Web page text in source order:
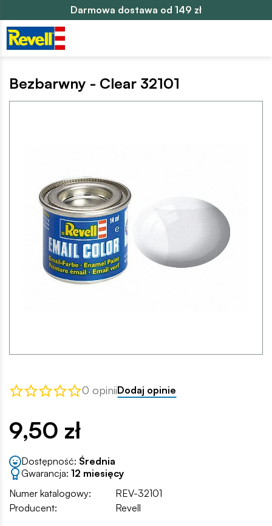
Darmowa dostawa od 149 zł
Bezbarwny - Clear 32101
0 opiniiDodaj opinie
9,50 zł
Dostępność: Średnia
Gwarancja: 12 miesięcy
Numer katalogowy:
REV-32101
Producent:
Revell